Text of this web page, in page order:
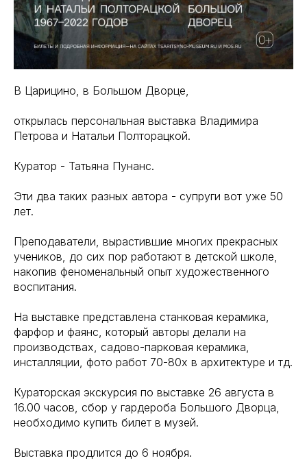
В Царицино, в Большом Дворце,
открылась персональная выставка Владимира
Петрова и Натальи Полторацкой.
Куратор - Татьяна Пунанс.
Эти два таких разных автора - супруги вот уже 50
лет.
Преподаватели, вырастившие многих прекрасных
учеников, до сих пор работают в детской школе,
накопив феноменальный опыт художественного
воспитания.
На выставке представлена станковая керамика,
фарфор и фаянс, который авторы делали на
производствах, садово-парковая керамика,
инсталляции, фото работ 70-80х в архитектуре и тд.
Кураторская экскурсия по выставке 26 августа в
16.00 часов, сбор у гардероба Большого Дворца,
необходимо купить билет в музей.
Выставка продлится до 6 ноября.